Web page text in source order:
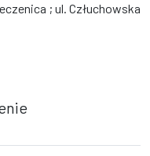
; ul. Człuchowska